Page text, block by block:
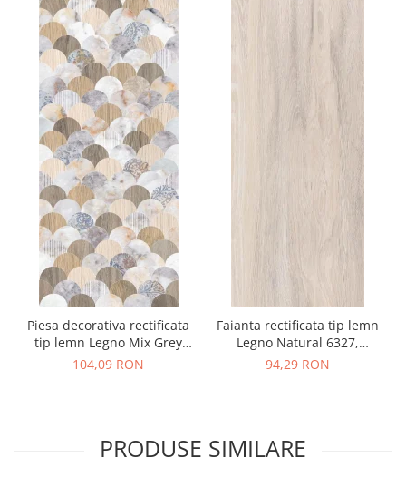
Piesa decorativa rectificata
tip lemn Legno Mix Grey
4999, 24.40X74.40, mix,
104,09 RON
Faianta rectificata tip lemn
Legno Natural 6327,
24.40X74.40, bej, finisaj
94,29 RON
PRODUSE SIMILARE